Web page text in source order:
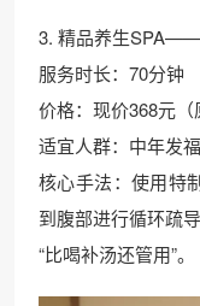
3. 精品养生
服务时长：70分钟
价格：现价368元（
适宜人群：中年发
核心手法：使用特
到腹部进行循环疏
“比喝补汤还管用”。